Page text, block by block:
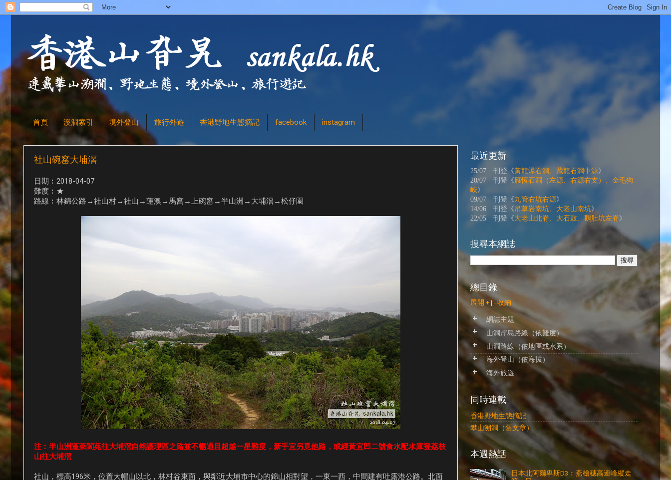
首頁 溪澗索引 境外登山 旅行外遊 香港野地生態摘記 facebook instagram
社山碗窰大埔滘
日期︰2018-04-07
難度︰★
路線︰林錦公路→社山村→社山→蓮澳→馬窩→上碗窰→半山洲→大埔滘→松仔園
注︰半山洲蓬萊閬苑往大埔滘自然護理區之路並不暢通且超越一星難度，新手宜另覓他路，或經黃宜凹二號食水配水庫登荔枝
山往大埔滘
社山，標高196米，位置大帽山以北，林村谷東面，與鄰近大埔市中心的錦山相對望，一東一西，中間建有吐露港公路。北面
最近更新
25/07 刊登《黃龍瀑右澗、藏龍石澗中源》
20/07 刊登《雁恆石澗（左源、右源右支）、金毛狗
峽》
09/07 刊登《九管右坑右源》
14/06 刊登《吊草岩南坑、大老山南坑》
22/05 刊登《大老山北脊、大石鼓、鵝肚坑左脊》
搜尋本網誌
總目錄
展開 +| - 收納
網誌主題
山澗岸島路線（依難度）
山澗路線（依地區或水系）
海外登山（依海拔）
海外旅遊
同時連載
香港野地生態摘記
攀山溯澗（舊文章）
本週熱話
日本北阿爾卑斯D3︰燕槍穗高連峰縱走